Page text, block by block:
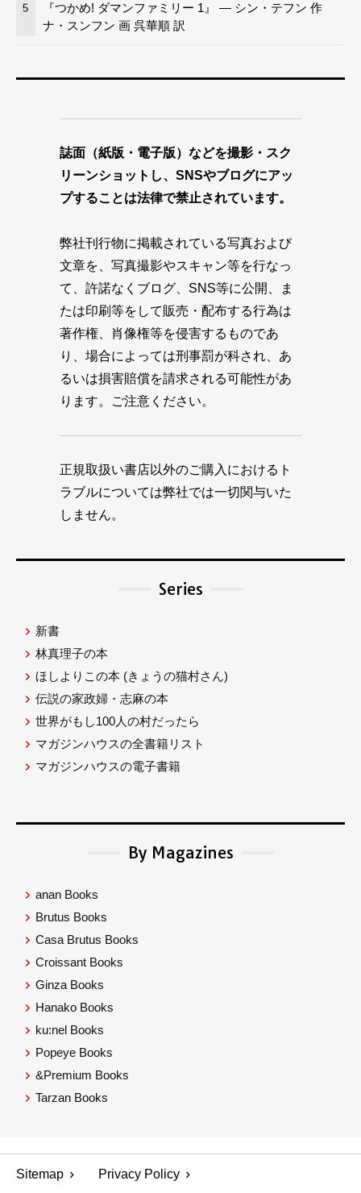
5
『つかめ! ダマンファミリー 1』 — シン・テフン 作
ナ・スンフン 画 呉華順 訳
誌面（紙版・電子版）などを撮影・スク
リーンショットし、SNSやブログにアッ
プすることは法律で禁止されています。
弊社刊行物に掲載されている写真および
文章を、写真撮影やスキャン等を行なっ
て、許諾なくブログ、SNS等に公開、ま
たは印刷等をして販売・配布する行為は
著作権、肖像権等を侵害するものであ
り、場合によっては刑事罰が科され、あ
るいは損害賠償を請求される可能性があ
ります。ご注意ください。
正規取扱い書店以外のご購入におけるト
ラブルについては弊社では一切関与いた
しません。
Series
新書
林真理子の本
ほしよりこの本 (きょうの猫村さん)
伝説の家政婦・志麻の本
世界がもし100人の村だったら
マガジンハウスの全書籍リスト
マガジンハウスの電子書籍
By Magazines
anan Books
Brutus Books
Casa Brutus Books
Croissant Books
Ginza Books
Hanako Books
ku:nel Books
Popeye Books
&Premium Books
Tarzan Books
Sitemap Privacy Policy